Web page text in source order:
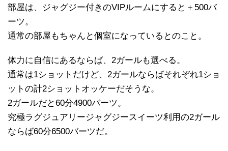
部屋は、ジャグジー付きのVIPルームにすると＋500バ
ーツ。
通常の部屋もちゃんと個室になっているとのこと。
体力に自信にあるならば、2ガールも選べる。
通常は1ショットだけど、2ガールならばそれぞれ1ショ
ットの計2ショットオッケーだそうな。
2ガールだと60分4900バーツ。
究極ラグジュアリージャグジースイーツ利用の2ガール
ならば60分6500バーツだ。